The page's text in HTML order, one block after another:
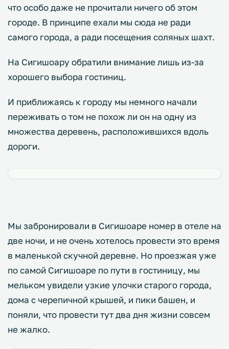
что особо даже не прочитали ничего об этом
городе. В принципе ехали мы сюда не ради
самого города, а ради посещения соляных шахт.
На Сигишоару обратили внимание лишь из-за
хорошего выбора гостиниц.
И приближаясь к городу мы немного начали
переживать о том не похож ли он на одну из
множества деревень, расположившихся вдоль
дороги.
Мы забронировали в Сигишоаре номер в отеле на
две ночи, и не очень хотелось провести это время
в маленькой скучной деревне. Но проезжая уже
по самой Сигишоаре по пути в гостиницу, мы
мельком увидели узкие улочки старого города,
дома с черепичной крышей, и пики башен, и
поняли, что провести тут два дня жизни совсем
не жалко.